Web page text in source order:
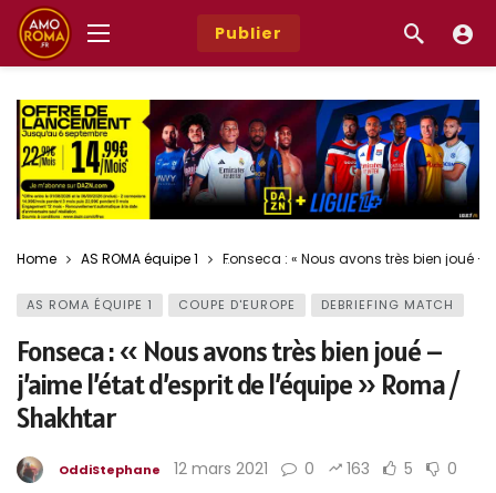
Publier
Home AS ROMA équipe 1 Fonseca : « Nous avons très bien joué –
AS ROMA ÉQUIPE 1 COUPE D'EUROPE DEBRIEFING MATCH
Fonseca : « Nous avons très bien joué –
j’aime l’état d’esprit de l’équipe » Roma /
Shakhtar
OddiStephane 12 mars 2021 0 163 5 0